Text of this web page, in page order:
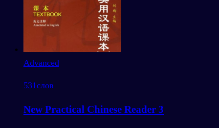
Advanced
531слов
New Practical Chinese Reader 3